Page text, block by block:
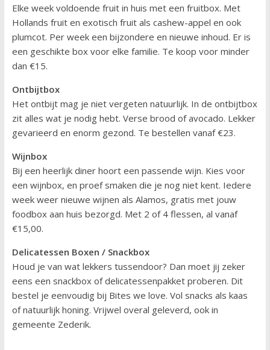
Elke week voldoende fruit in huis met een fruitbox. Met
Hollands fruit en exotisch fruit als cashew-appel en ook
plumcot. Per week een bijzondere en nieuwe inhoud. Er is
een geschikte box voor elke familie. Te koop voor minder
dan €15.
Ontbijtbox
Het ontbijt mag je niet vergeten natuurlijk. In de ontbijtbox
zit alles wat je nodig hebt. Verse brood of avocado. Lekker
gevarieerd en enorm gezond. Te bestellen vanaf €23.
Wijnbox
Bij een heerlijk diner hoort een passende wijn. Kies voor
een wijnbox, en proef smaken die je nog niet kent. Iedere
week weer nieuwe wijnen als Alamos, gratis met jouw
foodbox aan huis bezorgd. Met 2 of 4 flessen, al vanaf
€15,00.
Delicatessen Boxen / Snackbox
Houd je van wat lekkers tussendoor? Dan moet jij zeker
eens een snackbox of delicatessenpakket proberen. Dit
bestel je eenvoudig bij Bites we love. Vol snacks als kaas
of natuurlijk honing. Vrijwel overal geleverd, ook in
gemeente Zederik.